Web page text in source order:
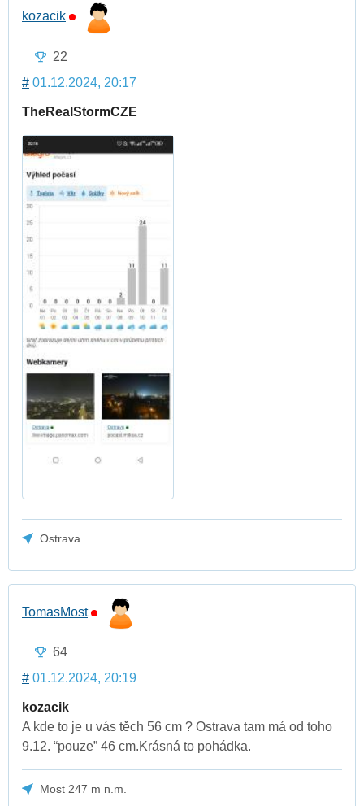
kozacik
22
# 01.12.2024, 20:17
TheRealStormCZE
Ostrava
TomasMost
64
# 01.12.2024, 20:19
kozacik
A kde to je u vás těch 56 cm ? Ostrava tam má od toho
9.12. “pouze” 46 cm.Krásná to pohádka.
Most 247 m n.m.